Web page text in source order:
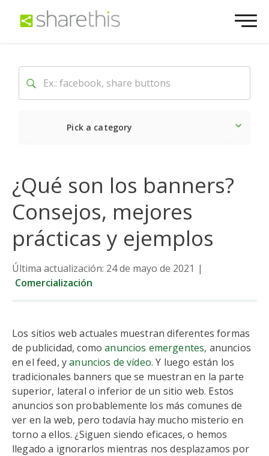
Pick a category
¿Qué son los banners?
Consejos, mejores
prácticas y ejemplos
Última actualización: 24 de mayo de 2021 |
Comercialización
Los sitios web actuales muestran diferentes formas
de publicidad, comoanuncios emergentes, anuncios
en el feed, yanuncios de vídeo. Y luego están los
tradicionales banners que se muestran en la parte
superior, lateral o inferior de un sitio web. Estos
anuncios son probablemente los más comunes de
ver en la web, pero todavía hay mucho misterio en
torno a ellos. ¿Siguen siendo eficaces, o hemos
llegado a ignorarlos mientras nos desplazamos por